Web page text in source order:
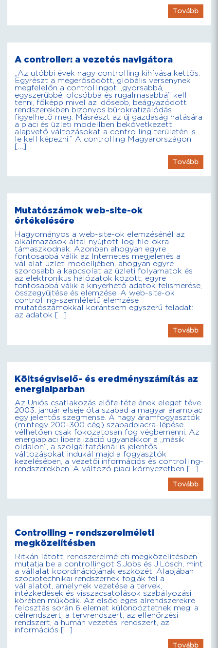
Tovább
A controller: a vezetés navigátora
„Az utóbbi évek nagy controlling kihívása kettős:
Egyrészt a megerősödött, globális versenynek
megfelelőn a controllingot „gyorsabbá,
egyszerűbbé, olcsóbbá és rugalmasabbá” kell
tenni, főképp mivel az idősebb, beágyazódott
rendszerekben bizonyos bürokratizálódás
figyelhető meg. Másrészt az új gazdaság hatására
a piaci és üzleti modellben bekövetkezett
alapvető változásokat a controlling területén is
le kell képezni.” A controlling Magyarországon
[…]
Tovább
Mutatószámok web-site-ok
értékelésére
Hagyományos a web-site-ok elemzésénél az
alkalmazások által nyújtott log-file-okra
támaszkodnak. Azonban ahogyan egyre
fontosabbá válik az Internetes megjelenés a
vállalat üzleti modelljében, ahogyan egyre
szorosabb a kapcsolat az üzleti folyamatok és
az elektronikus hálózatok között, egyre
fontosabbá válik a kinyerhető adatok felismerése,
összegyűjtése és elemzése. A web-site-ok
controlling-szemléletű elemzése
mutatószámokkal korántsem egyszerű feladat:
az adatok […]
Tovább
Költségviselő- és eredményszámítás az
energiaiparban
Az Uniós csatlakozás előfeltételének eleget téve
2003. január elseje óta szabad a magyar árampiac
egy jelentős szegmense. A nagy áramfogyasztók
(mintegy 200-300 cég) szabadpiacra-lépése
vélhetően csak fokozatosan fog végbemenni. Az
energiapiaci liberalizáció ugyanakkor a „másik
oldalon”, a szolgáltatóknál is jelentős
változásokat indukál majd a fogyasztók
kezelésében, a vezetői információs és controlling-
rendszerekben. A változó piaci környezetben […]
Tovább
Controlling – rendszerelméleti
megközelítésben
Ritkán látott, rendszerelméleti megközelítésben
mutatja be a controllingot S.Jobs és J.Lösch, mint
a vállalat koordinációjának eszközét. Alapjában
szociotechnikai rendszernek fogják fel a
vállalatot, amelynek vezetése a tervek,
intézkedések és visszacsatolások szabályozási
körében működik. Az elsődleges alrendszerekre
felosztás során 6 elemet különböztetnek meg: a
célrendszert, a tervrendszert, az ellenőrzési
rendszert, a humán vezetési rendszert, az
információs […]
Tovább